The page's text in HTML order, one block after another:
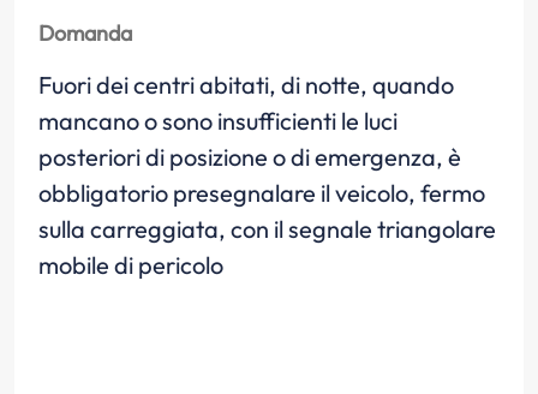
Domanda
Fuori dei centri abitati, di notte, quando
mancano o sono insufficienti le luci
posteriori di posizione o di emergenza, è
obbligatorio presegnalare il veicolo, fermo
sulla carreggiata, con il segnale triangolare
mobile di pericolo